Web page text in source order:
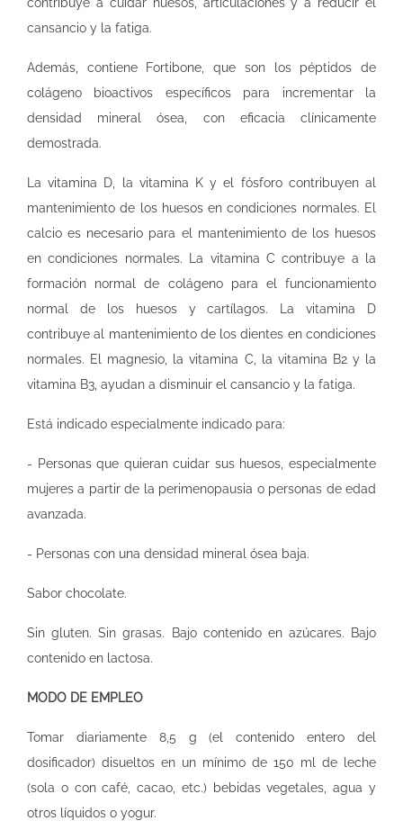
cansancio y la fatiga.
Además, contiene Fortibone, que son los péptidos de
colágeno bioactivos específicos para incrementar la
densidad mineral ósea, con eficacia clínicamente
demostrada.
La vitamina D, la vitamina K y el fósforo contribuyen al
mantenimiento de los huesos en condiciones normales. El
calcio es necesario para el mantenimiento de los huesos
en condiciones normales. La vitamina C contribuye a la
formación normal de colágeno para el funcionamiento
normal de los huesos y cartílagos. La vitamina D
contribuye al mantenimiento de los dientes en condiciones
normales. El magnesio, la vitamina C, la vitamina B2 y la
vitamina B3, ayudan a disminuir el cansancio y la fatiga.
Está indicado especialmente indicado para:
- Personas que quieran cuidar sus huesos, especialmente
mujeres a partir de la perimenopausia o personas de edad
avanzada.
- Personas con una densidad mineral ósea baja.
Sabor chocolate.
Sin gluten. Sin grasas. Bajo contenido en azúcares. Bajo
contenido en lactosa.
MODO DE EMPLEO
Tomar diariamente 8,5 g (el contenido entero del
dosificador) disueltos en un mínimo de 150 ml de leche
(sola o con café, cacao, etc.) bebidas vegetales, agua y
otros líquidos o yogur.